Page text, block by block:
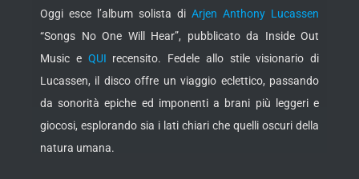
Oggi esce l’album solista di Arjen Anthony Lucassen
“Songs No One Will Hear”, pubblicato da Inside Out
Music e QUI recensito. Fedele allo stile visionario di
Lucassen, il disco offre un viaggio eclettico, passando
da sonorità epiche ed imponenti a brani più leggeri e
giocosi, esplorando sia i lati chiari che quelli oscuri della
natura umana.